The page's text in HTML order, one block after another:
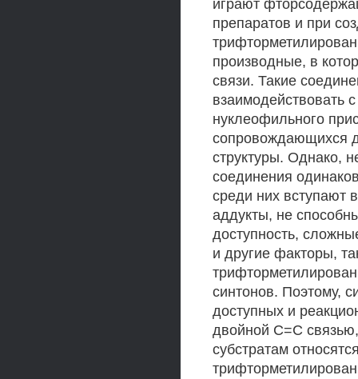
играют
препаратов и при
производные, в
связи. Такие
взаимодействовать
нуклеофильного
сопровождающихся
структуры. Однако,
соединения
среди них вступают
аддукты, не
доступность,
и другие факторы,
синтонов. Поэтому,
доступных и
двойной С=С связью,
субстратам